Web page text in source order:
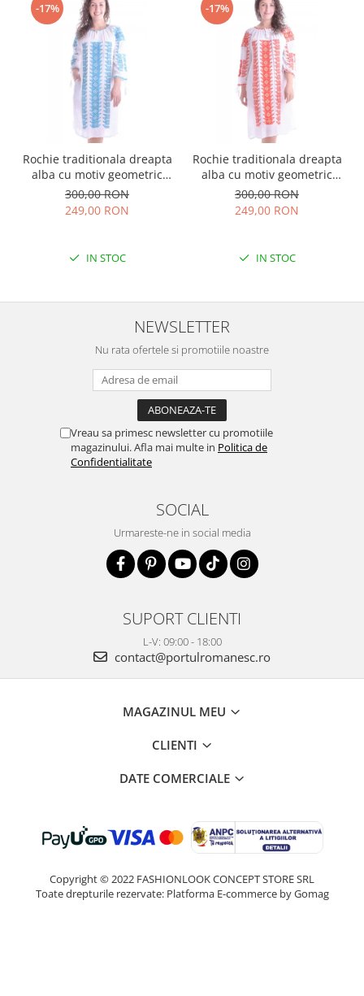
-17%
Rochie traditionala dreapta
alba cu motiv geometric
albastru Tania
300,00 RON
249,00 RON
IN STOC
-17%
Rochie traditionala dreapta
alba cu motiv geometric
rosu Doina
300,00 RON
249,00 RON
IN STOC
NEWSLETTER
Nu rata ofertele si promotiile noastre
Vreau sa primesc newsletter cu promotiile
magazinului. Afla mai multe in Politica de
Confidentialitate
SOCIAL
Urmareste-ne in social media
SUPORT CLIENTI
L-V: 09:00 - 18:00
contact@portulromanesc.ro
MAGAZINUL MEU
CLIENTI
DATE COMERCIALE
Copyright © 2022 FASHIONLOOK CONCEPT STORE SRL
Toate drepturile rezervate: Platforma E-commerce by Gomag